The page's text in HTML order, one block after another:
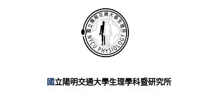
國立陽明交通大學生理學科暨研究所